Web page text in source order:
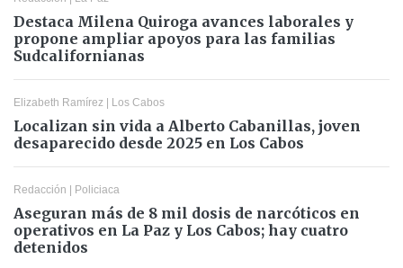
Destaca Milena Quiroga avances laborales y
propone ampliar apoyos para las familias
Sudcalifornianas
Elizabeth Ramírez Los Cabos
Localizan sin vida a Alberto Cabanillas, joven
desaparecido desde 2025 en Los Cabos
Redacción Policiaca
Aseguran más de 8 mil dosis de narcóticos en
operativos en La Paz y Los Cabos; hay cuatro
detenidos